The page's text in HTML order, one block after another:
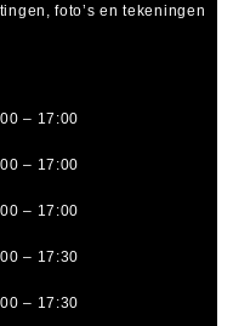
foto’s en tekeningen
– 17:00
– 17:00
– 17:00
– 17:30
– 17:30